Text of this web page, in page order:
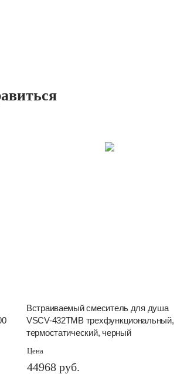
Встраиваемый смеситель для душа
VSCV-432TMB трехфункциональный,
термостатический, черный
Цена
44968 руб.